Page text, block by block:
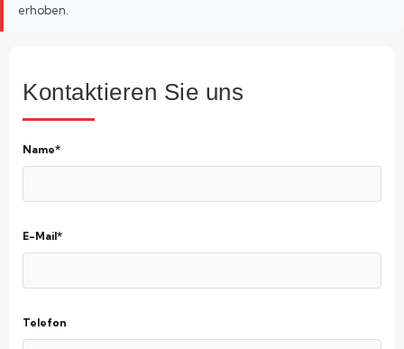
erhoben.
Kontaktieren Sie uns
Name*
E-Mail*
Telefon